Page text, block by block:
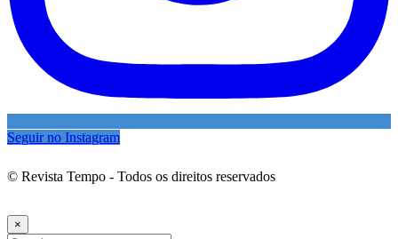
Seguir no Instagram
© Revista Tempo - Todos os direitos reservados
×